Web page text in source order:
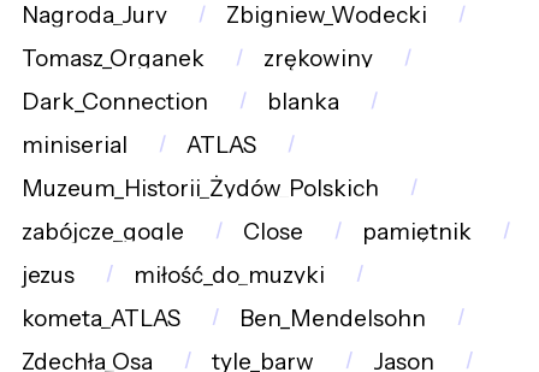
Nagroda_Jury
Zbigniew_Wodecki
Tomasz_Organek
zrękowiny
Dark_Connection
blanka
miniserial
ATLAS
Muzeum_Historii_Żydów_Polskich
zabójcze_gogle
Close
pamiętnik
jezus
miłość_do_muzyki
kometa_ATLAS
Ben_Mendelsohn
Zdechła_Osa
tyle_barw
Jason